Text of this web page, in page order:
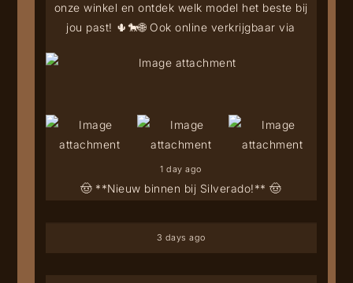
🤠 **Nieuw binnen bij Silverado!** 🤠
onze winkel en ontdek welk model het beste bij
jou past! 🌵🐎🌐 Ook online verkrijgbaar via
1 day ago
3 days ago